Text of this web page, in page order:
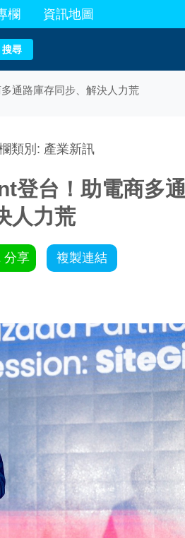
欄 資訊地圖
搜尋
通路庫存同步、解決人力荒
類別: 產業新訊
登台！助電商多通
人力荒
分享 複製連結